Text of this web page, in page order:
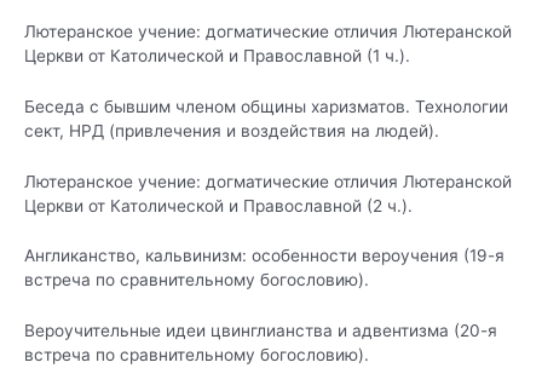
Лютеранское учение: догматические отличия Лютеранской
Церкви от Католической и Православной (1 ч.).
Беседа с бывшим членом общины харизматов. Технологии
сект, НРД (привлечения и воздействия на людей).
Лютеранское учение: догматические отличия Лютеранской
Церкви от Католической и Православной (2 ч.).
Англиканство, кальвинизм: особенности вероучения (19-я
встреча по сравнительному богословию).
Вероучительные идеи цвинглианства и адвентизма (20-я
встреча по сравнительному богословию).